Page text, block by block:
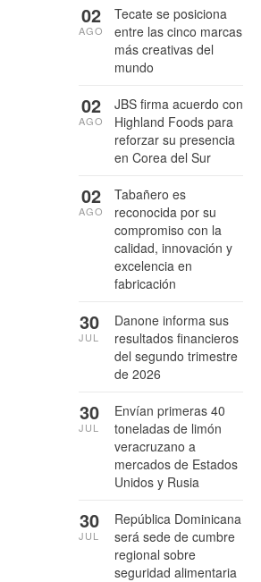
Tecate se posiciona
entre las cinco marcas
más creativas del
mundo
02
AGO
JBS firma acuerdo con
Highland Foods para
reforzar su presencia
en Corea del Sur
02
AGO
Tabañero es
reconocida por su
compromiso con la
calidad, innovación y
excelencia en
fabricación
02
AGO
Danone informa sus
resultados financieros
del segundo trimestre
de 2026
30
JUL
Envían primeras 40
toneladas de limón
veracruzano a
mercados de Estados
Unidos y Rusia
30
JUL
República Dominicana
será sede de cumbre
regional sobre
seguridad alimentaria
30
JUL